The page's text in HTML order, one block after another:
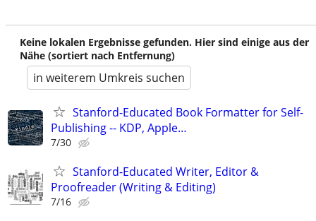
Keine lokalen Ergebnisse gefunden. Hier sind einige aus der
Nähe (sortiert nach Entfernung)
in weiterem Umkreis suchen
Stanford-Educated Book Formatter for Self-
Publishing -- KDP, Apple…
7/30
Stanford-Educated Writer, Editor &
Proofreader (Writing & Editing)
7/16